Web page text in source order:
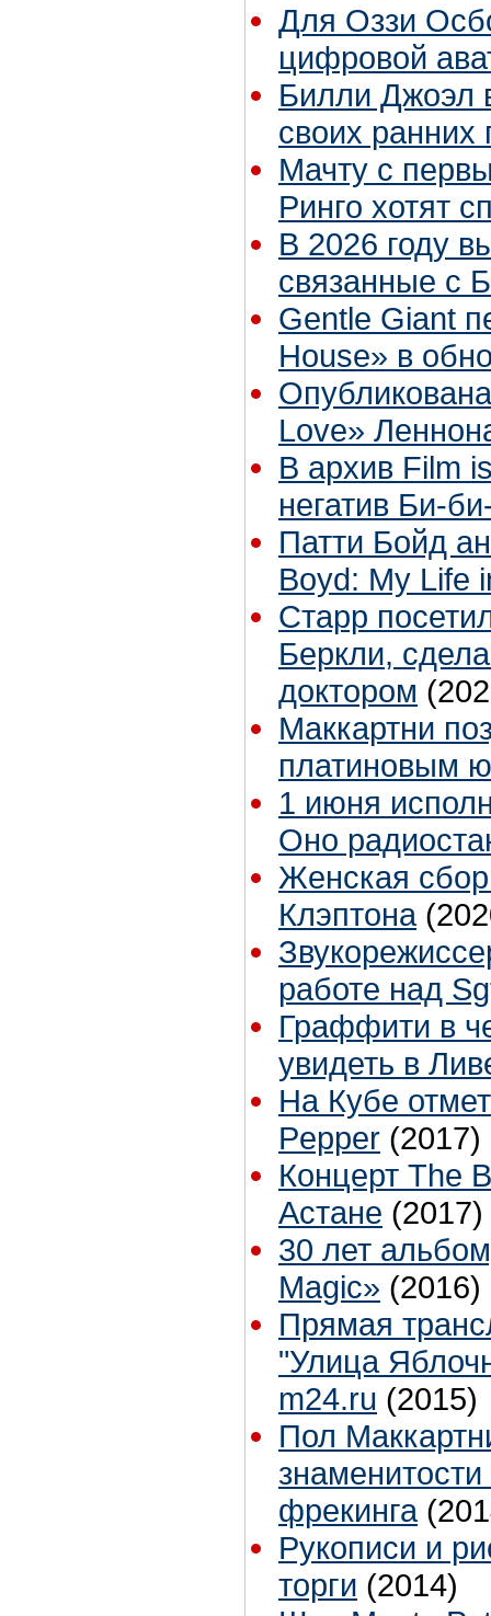
Для Оззи
цифровой
Билли Джоэл
своих ранних
Мачту с
Ринго хотят
В 2026 году
связанные с
Gentle Giant
House» в
Love»
В архив Film
негатив Би-
Патти Бойд
Boyd: My Life
Старр
Беркли,
доктором
Маккартни
платиновым
1 июня
Оно
Женская
Клэптона
работе над
Граффити в
увидеть в
На Кубе
Pepper (2017)
Концерт The
Астане (2017)
30 лет
Magic» (2016)
Прямая
"Улица
m24.ru (2015)
Пол
фрекинга
Рукописи и
торги (2014)